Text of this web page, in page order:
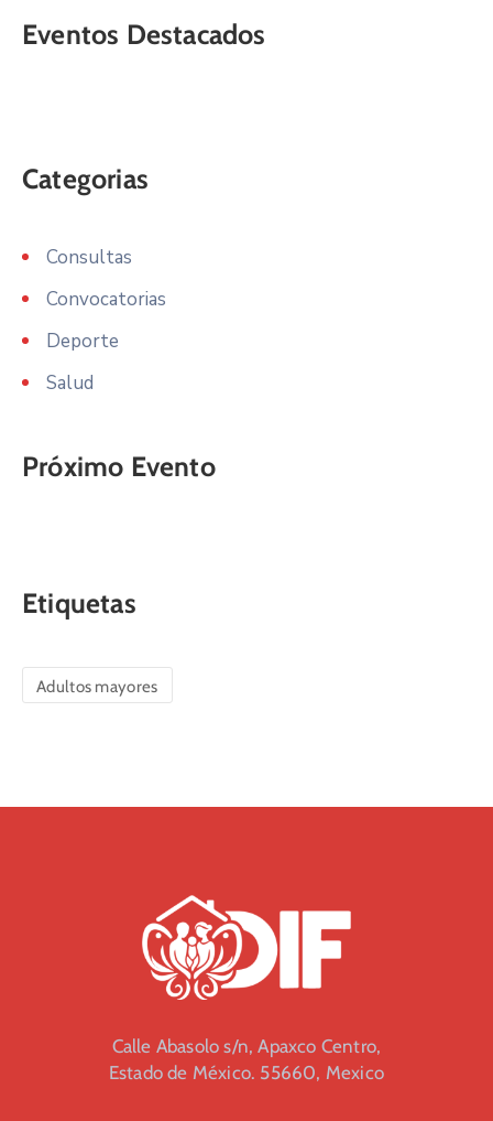
Eventos Destacados
Categorias
Consultas
Convocatorias
Deporte
Salud
Próximo Evento
Etiquetas
Adultos mayores
Calle Abasolo s/n, Apaxco Centro,
Estado de México. 55660, Mexico